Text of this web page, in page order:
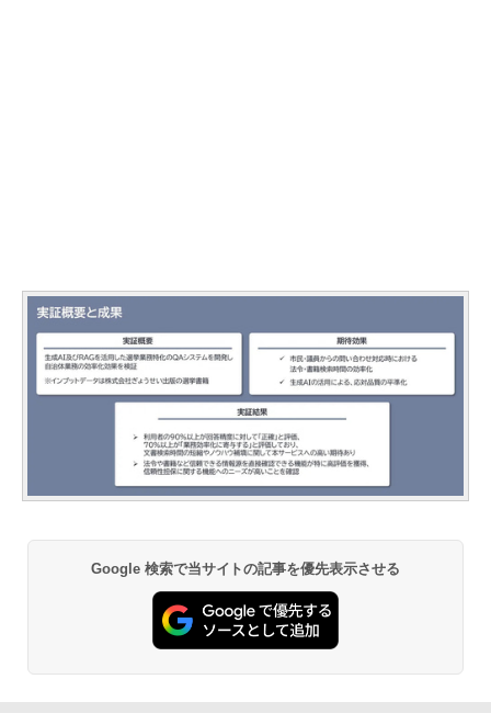
Google 検索で当サイトの記事を優先表示させる